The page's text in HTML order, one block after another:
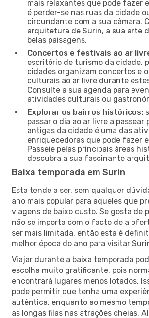
mais relaxantes que pode fazer
é perder-se nas ruas da cidade
circundante com a sua câmara.
arquitetura de Surin, a sua arte
belas paisagens.
Concertos e festivais ao ar
escritório de turismo da cidade,
cidades organizam concertos e
culturais ao ar livre durante
Consulte a sua agenda para
atividades culturais ou
Explorar os bairros históricos:
passar o dia ao ar livre a passear
antigas da cidade é uma das
enriquecedoras que pode fazer
Passeie pelas principais áreas
descubra a sua fascinante
Baixa temporada em Surin
Esta tende a ser, sem qualquer
ano mais popular para aqueles que
viagens de baixo custo. Se gosta de
não se importa com o facto de a
ser mais limitada, então esta é
melhor época do ano para visitar
Viajar durante a baixa temporada
escolha muito gratificante, pois
encontrará lugares menos lotados.
pode permitir que tenha uma
autêntica, enquanto ao mesmo
as longas filas nas atrações cheias.